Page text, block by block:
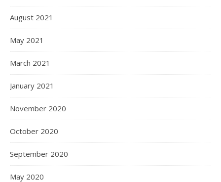
August 2021
May 2021
March 2021
January 2021
November 2020
October 2020
September 2020
May 2020